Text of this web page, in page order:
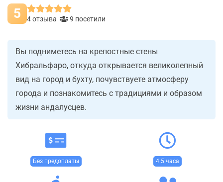
5 4 отзыва 9 посетили
Вы подниметесь на крепостные стены
Хибральфаро, откуда открывается великолепный
вид на город и бухту, почувствуете атмосферу
города и познакомитесь с традициями и образом
жизни андалусцев.
Без предоплаты 4.5 часа